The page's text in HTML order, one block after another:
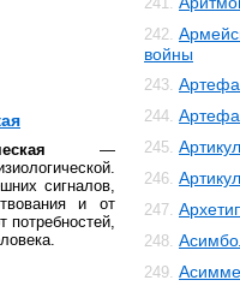
—
сигналов,
и от
потребностей,
242.
войны
243.
244.
245.
246.
247.
248.
249.